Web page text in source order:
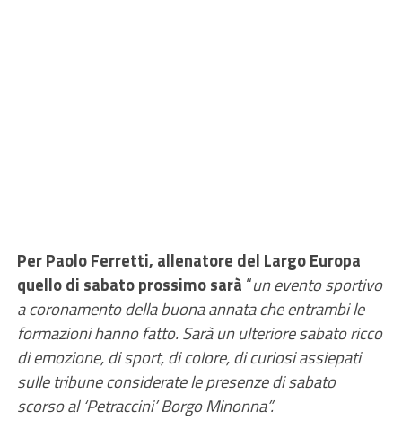
Per Paolo Ferretti, allenatore del Largo Europa
quello di sabato prossimo sarà “un evento sportivo
a coronamento della buona annata che entrambi le
formazioni hanno fatto. Sarà un ulteriore sabato ricco
di emozione, di sport, di colore, di curiosi assiepati
sulle tribune considerate le presenze di sabato
scorso al ‘Petraccini’ Borgo Minonna”.